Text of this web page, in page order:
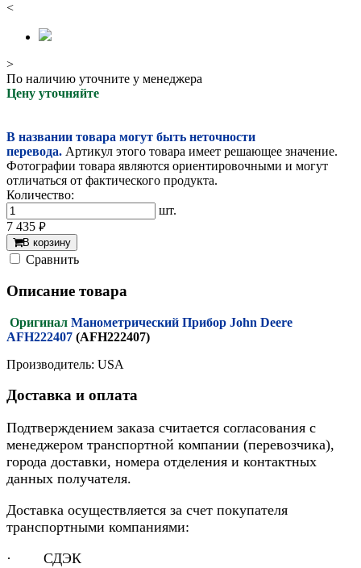
<
>
По наличию уточните у менеджера
Цену уточняйте
В названии товара могут быть неточности
перевода. Артикул этого товара имеет решающее значение.
Фотографии товара являются ориентировочными и могут
отличаться от фактического продукта.
Количество:
шт.
7 435 руб.
В корзину
Cравнить
Описание товара
Оригинал Манометрический Прибор John Deere
AFH222407 (AFH222407)
Производитель: USA
Доставка и оплата
Подтверждением заказа считается согласования с
менеджером транспортной компании (перевозчика),
города доставки, номера отделения и контактных
данных получателя.
Доставка осуществляется за счет покупателя
транспортными компаниями:
· СДЭК